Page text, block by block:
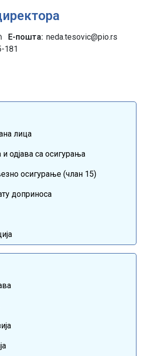
Е-пошта neda.tesovic@pio.rs
181
лица
одјава са осигурања
осигурање (члан 15)
доприноса